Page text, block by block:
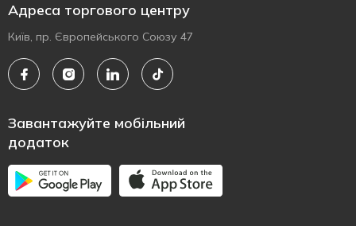
Адреса торгового центру
Київ, пр. Європейського Союзу 47
Завантажуйте мобільний
додаток